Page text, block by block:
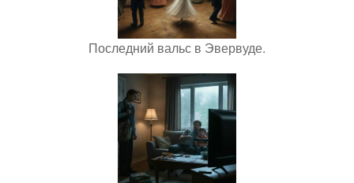
Последний вальс в Эвервуде.